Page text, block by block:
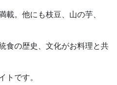
載。他にも枝豆、山の芋、
食の歴史、文化がお料理と共
トです。